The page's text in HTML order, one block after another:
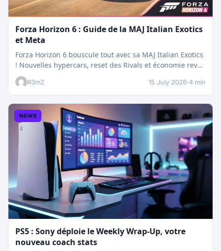
Forza Horizon 6 : Guide de la MAJ Italian Exotics
et Meta
Forza Horizon 6 bouscule tout avec sa MAJ Italian Exotics
! Nouvelles hypercars, reset des Rivals et économie revue
:…
R3mZ 15 July 2026·4 min
NEWS
PS5 : Sony déploie le Weekly Wrap-Up, votre
nouveau coach stats